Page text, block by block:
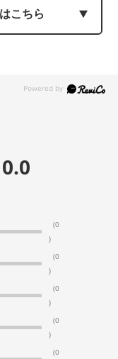
こちら
0.0
(0
)
(0
)
(0
)
(0
)
(0